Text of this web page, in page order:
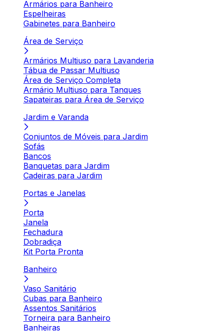
Armários para Banheiro
Espelheiras
Gabinetes para Banheiro
Área de Serviço
Armários Multiuso para Lavanderia
Tábua de Passar Multiuso
Área de Serviço Completa
Armário Multiuso para Tanques
Sapateiras para Área de Serviço
Jardim e Varanda
Conjuntos de Móveis para Jardim
Sofás
Bancos
Banquetas para Jardim
Cadeiras para Jardim
Portas e Janelas
Porta
Janela
Fechadura
Dobradiça
Kit Porta Pronta
Banheiro
Vaso Sanitário
Cubas para Banheiro
Assentos Sanitários
Torneira para Banheiro
Banheiras